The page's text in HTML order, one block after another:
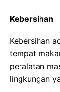
Kebersihan
Kebersihan
tempat
peralatan
lingkungan